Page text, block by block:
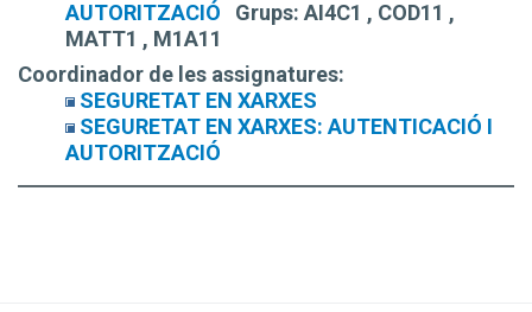
AUTORITZACIÓ
Grups: AI4C1 , COD11 ,
MATT1 , M1A11
Coordinador de les assignatures:
SEGURETAT EN XARXES
SEGURETAT EN XARXES: AUTENTICACIÓ I
AUTORITZACIÓ